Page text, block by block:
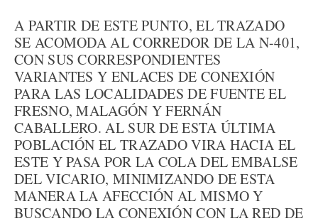
A PARTIR DE ESTE PUNTO, EL TRAZADO
SE ACOMODA AL CORREDOR DE LA N-401,
CON SUS CORRESPONDIENTES
VARIANTES Y ENLACES DE CONEXIÓN
PARA LAS LOCALIDADES DE FUENTE EL
FRESNO, MALAGÓN Y FERNÁN
CABALLERO. AL SUR DE ESTA ÚLTIMA
POBLACIÓN EL TRAZADO VIRA HACIA EL
ESTE Y PASA POR LA COLA DEL EMBALSE
DEL VICARIO, MINIMIZANDO DE ESTA
MANERA LA AFECCIÓN AL MISMO Y
BUSCANDO LA CONEXIÓN CON LA RED DE